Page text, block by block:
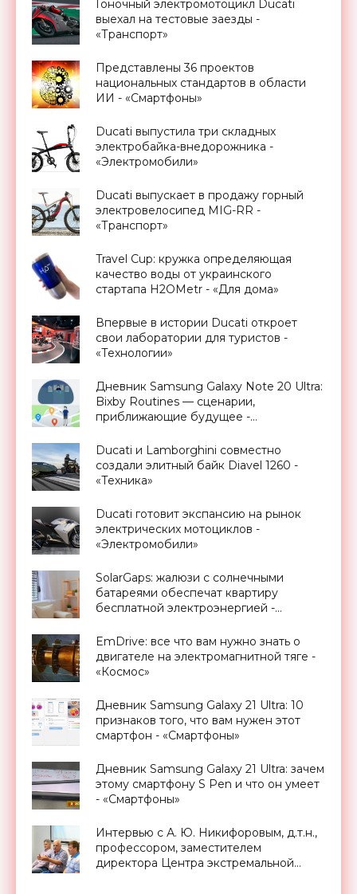
Гоночный электромотоцикл Ducati
выехал на тестовые заезды -
«Транспорт»
Представлены 36 проектов
национальных стандартов в области
ИИ - «Смартфоны»
Ducati выпустила три складных
электробайка-внедорожника -
«Электромобили»
Ducati выпускает в продажу горный
электровелосипед MIG-RR -
«Транспорт»
Travel Cup: кружка определяющая
качество воды от украинского
стартапа H2OMetr - «Для дома»
Впервые в истории Ducati откроет
свои лаборатории для туристов -
«Технологии»
Дневник Samsung Galaxy Note 20 Ultra:
Bixby Routines — сценарии,
приближающие будущее -
Ducati и Lamborghini совместно
создали элитный байк Diavel 1260 -
«Техника»
Ducati готовит экспансию на рынок
электрических мотоциклов -
«Электромобили»
SolarGaps: жалюзи с солнечными
батареями обеспечат квартиру
бесплатной электроэнергией -
EmDrive: все что вам нужно знать о
двигателе на электромагнитной тяге -
«Космос»
Дневник Samsung Galaxy 21 Ultra: 10
признаков того, что вам нужен этот
смартфон - «Смартфоны»
Дневник Samsung Galaxy 21 Ultra: зачем
этому смартфону S Pen и что он умеет
- «Смартфоны»
Интервью с А. Ю. Никифоровым, д.т.н.,
профессором, заместителем
директора Центра экстремальной